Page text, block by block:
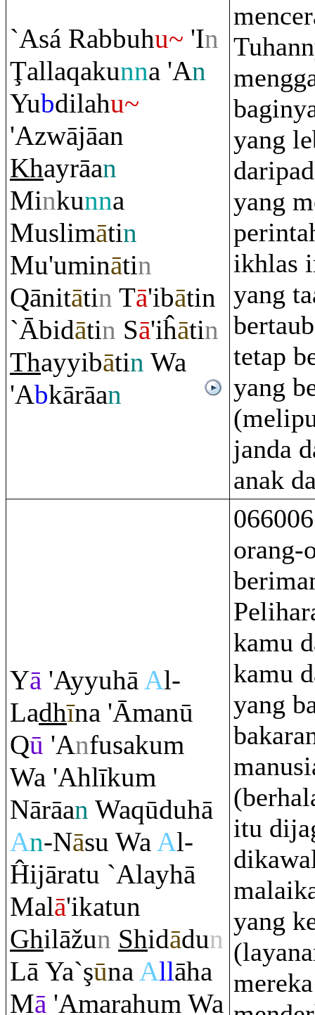
`Asá Rabbuhu~ 'In
Ţallaqakunna 'An
Yubdilahu~
'Azwājāan
Khayrāan
Minkunna
Muslimātin
Mu'uminātin
Qānitātin Tā'ibātin
`Ābidātin Sā'iĥātin
Thayyibātin Wa
'Abkārāan
yang
yang
ikhlas
yang
tetap
yang
janda
anak
Yā 'AyyuhāAl-
Ladhīna 'Āmanū
Qū 'Anfusakum
Wa 'Ahlīkum
Nārāan Waqūduhā
An-Nāsu WaAl-
Ĥijāratu `Alayhā
Malā'ikatun
Ghilāžun Shidādun
Lā Ya`şūnaAllāha
Mā 'Amarahum Wa
orang-
kamu
kamu
yang
itu
yang